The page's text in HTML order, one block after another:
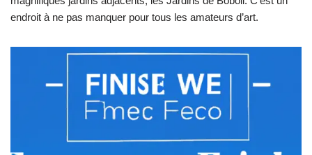
endroit à ne pas manquer pour tous les amateurs d’art.